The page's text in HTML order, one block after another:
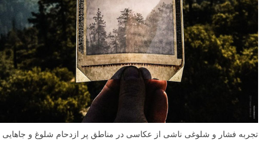
تجربه فشار و شلوغی ناشی از عکاسی در مناطق پر ازدحام شلوغ و جاهایی